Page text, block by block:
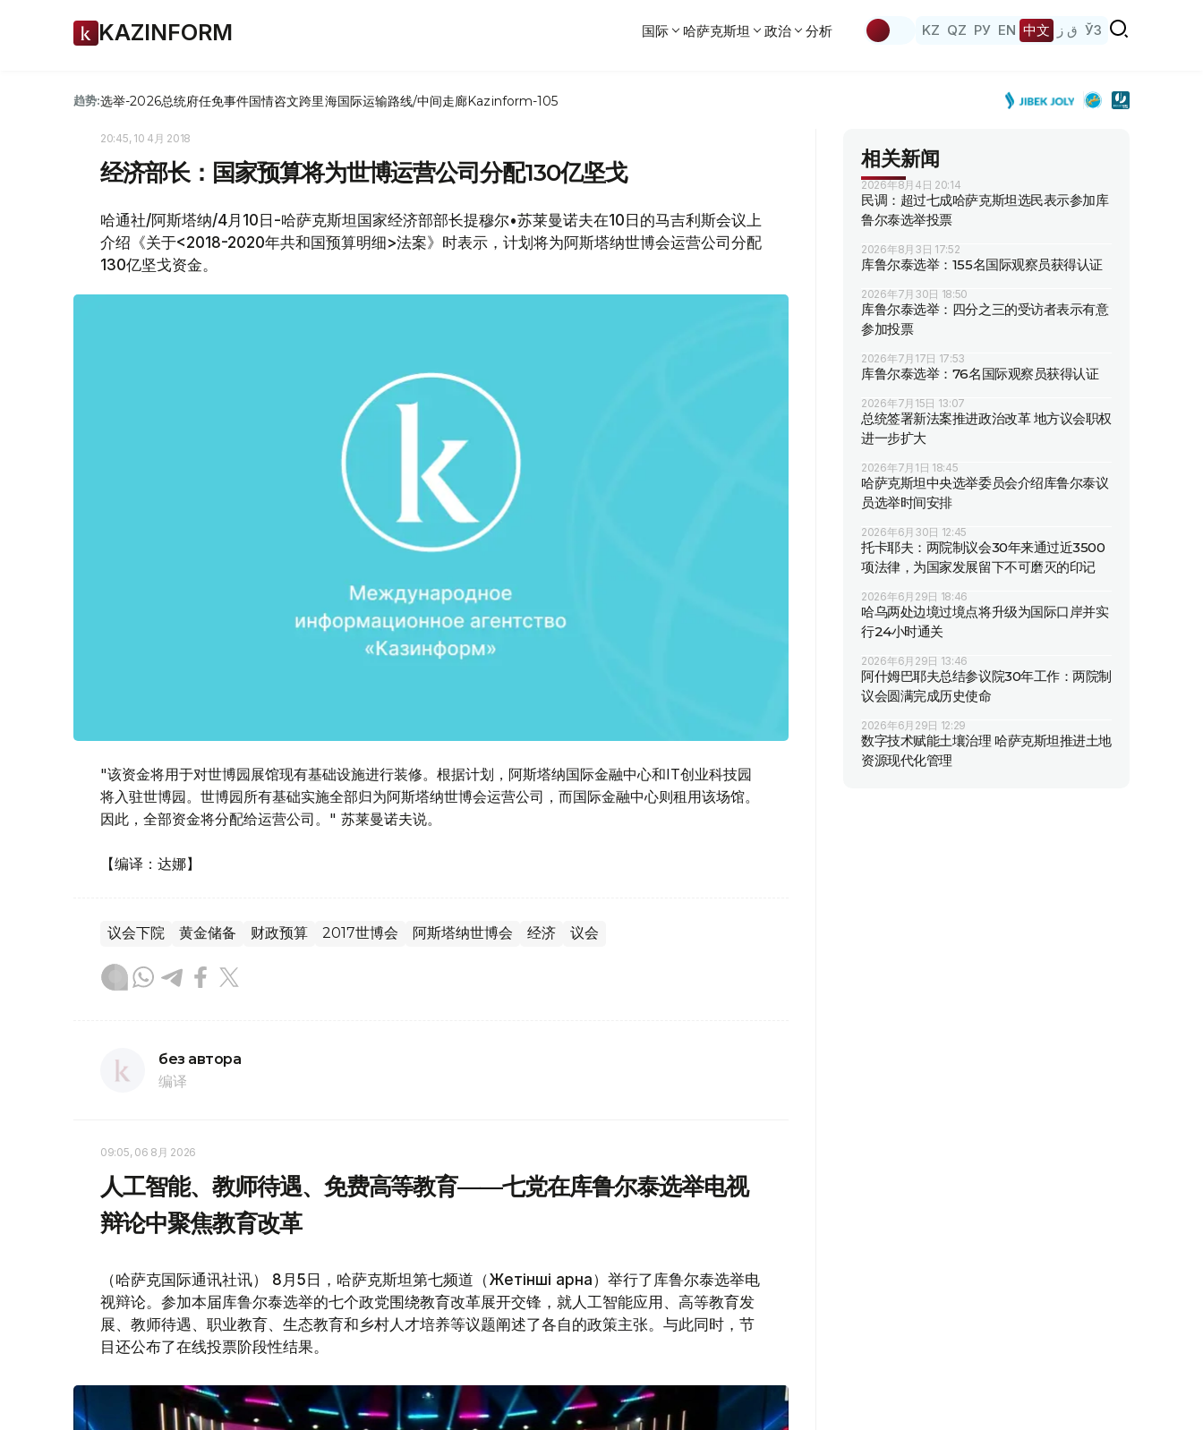
KAZINFORM 国际 哈萨克斯坦 政治 分析 KZ QZ РУ EN 中文 ق ز ЎЗ
趋势:选举-2026总统府任免事件国情咨文跨里海国际运输路线/中间走廊Kazinform-105
20:45, 10 4月 2018
经济部长：国家预算将为世博运营公司分配130亿坚戈
哈通社/阿斯塔纳/4月10日-哈萨克斯坦国家经济部部长提穆尔•苏莱曼诺夫在10日的马吉利斯会议上
介绍《关于<2018-2020年共和国预算明细>法案》时表示，计划将为阿斯塔纳世博会运营公司分配
130亿坚戈资金。
"该资金将用于对世博园展馆现有基础设施进行装修。根据计划，阿斯塔纳国际金融中心和IT创业科技园
将入驻世博园。世博园所有基础实施全部归为阿斯塔纳世博会运营公司，而国际金融中心则租用该场馆。
因此，全部资金将分配给运营公司。" 苏莱曼诺夫说。
【编译：达娜】
议会下院 黄金储备 财政预算 2017世博会 阿斯塔纳世博会 经济 议会
без автора
编译
09:05, 06 8月 2026
人工智能、教师待遇、免费高等教育——七党在库鲁尔泰选举电视
辩论中聚焦教育改革
（哈萨克国际通讯社讯） 8月5日，哈萨克斯坦第七频道（Жетінші арна）举行了库鲁尔泰选举电
视辩论。参加本届库鲁尔泰选举的七个政党围绕教育改革展开交锋，就人工智能应用、高等教育发
展、教师待遇、职业教育、生态教育和乡村人才培养等议题阐述了各自的政策主张。与此同时，节
目还公布了在线投票阶段性结果。
相关新闻
2026年8月4日 20:14
民调：超过七成哈萨克斯坦选民表示参加库
鲁尔泰选举投票
2026年8月3日 17:52
库鲁尔泰选举：155名国际观察员获得认证
2026年7月30日 18:50
库鲁尔泰选举：四分之三的受访者表示有意
参加投票
2026年7月17日 17:53
库鲁尔泰选举：76名国际观察员获得认证
2026年7月15日 13:07
总统签署新法案推进政治改革 地方议会职权
进一步扩大
2026年7月1日 18:45
哈萨克斯坦中央选举委员会介绍库鲁尔泰议
员选举时间安排
2026年6月30日 12:45
托卡耶夫：两院制议会30年来通过近3500
项法律，为国家发展留下不可磨灭的印记
2026年6月29日 18:46
哈乌两处边境过境点将升级为国际口岸并实
行24小时通关
2026年6月29日 13:46
阿什姆巴耶夫总结参议院30年工作：两院制
议会圆满完成历史使命
2026年6月29日 12:29
数字技术赋能土壤治理 哈萨克斯坦推进土地
资源现代化管理